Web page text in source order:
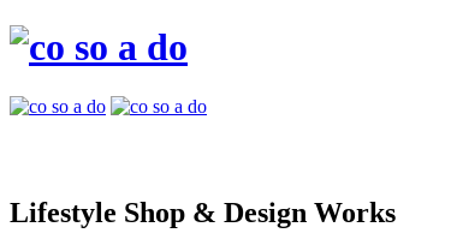
Lifestyle Shop & Design Works